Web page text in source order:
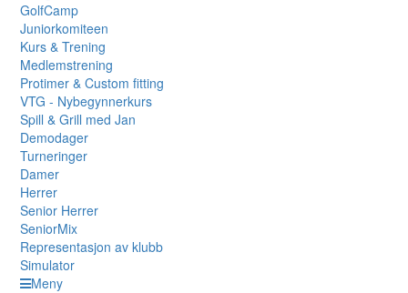
GolfCamp
Juniorkomiteen
Kurs & Trening
Medlemstrening
Protimer & Custom fitting
VTG - Nybegynnerkurs
Spill & Grill med Jan
Demodager
Turneringer
Damer
Herrer
Senior Herrer
SeniorMix
Representasjon av klubb
Simulator
Meny